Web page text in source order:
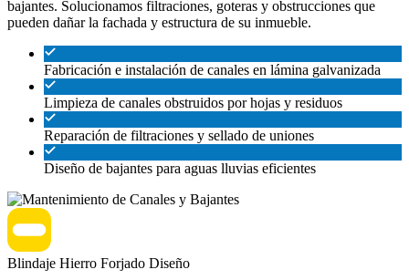
bajantes. Solucionamos filtraciones, goteras y obstrucciones que
pueden dañar la fachada y estructura de su inmueble.
Fabricación e instalación de canales en lámina galvanizada
Limpieza de canales obstruidos por hojas y residuos
Reparación de filtraciones y sellado de uniones
Diseño de bajantes para aguas lluvias eficientes
Blindaje Hierro Forjado Diseño